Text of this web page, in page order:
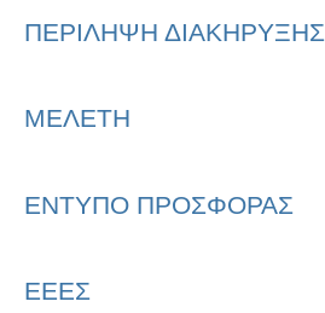
ΠΕΡΙΛΗΨΗ ΔΙΑΚΗΡΥΞΗΣ
ΜΕΛΕΤΗ
ΕΝΤΥΠΟ ΠΡΟΣΦΟΡΑΣ
ΕΕΕΣ